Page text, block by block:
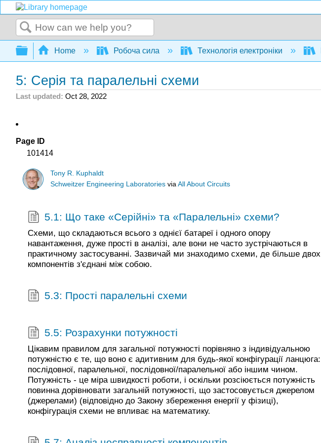
Search
Expand/collapse global hierarchy
Home Робоча сила Технологія електроніки
5: Серія та паралельні схеми
Last updated Oct 28, 2022
Page ID
101414
Tony R. Kuphaldt
Schweitzer Engineering Laboratoriesvia All About Circuits
5.1: Що таке «Серійні» та «Паралельні» схеми?
Схеми, що складаються всього з однієї батареї і одного опору
навантаження, дуже прості в аналізі, але вони не часто зустрічаються в
практичному застосуванні. Зазвичай ми знаходимо схеми, де більше двох
компонентів з'єднані між собою.
5.3: Прості паралельні схеми
5.5: Розрахунки потужності
Цікавим правилом для загальної потужності порівняно з індивідуальною
потужністю є те, що воно є адитивним для будь-якої конфігурації ланцюга:
послідовної, паралельної, послідовної/паралельної або іншим чином.
Потужність - це міра швидкості роботи, і оскільки розсіюється потужність
повинна дорівнювати загальній потужності, що застосовується джерелом
(джерелами) (відповідно до Закону збереження енергії у фізиці),
конфігурація схеми не впливає на математику.